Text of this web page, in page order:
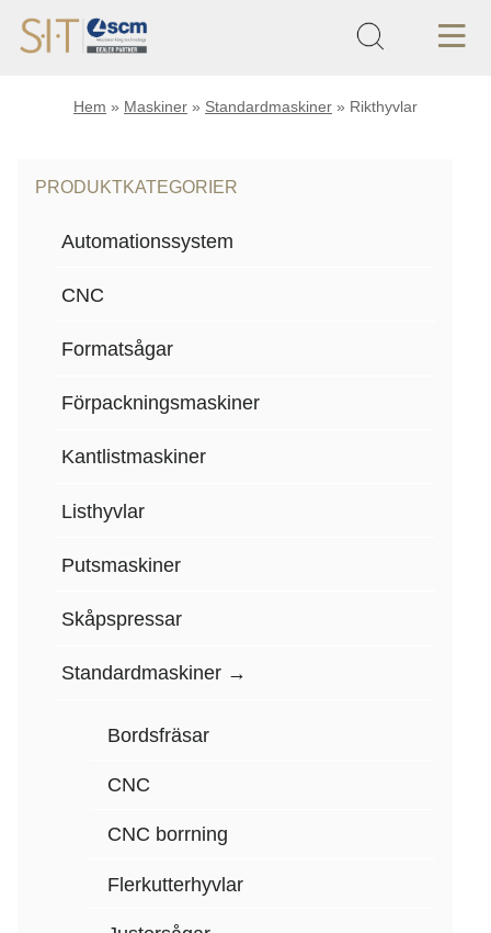
Hem » Maskiner » Standardmaskiner » Rikthyvlar
PRODUKTKATEGORIER
Automationssystem
CNC
Formatsågar
Förpackningsmaskiner
Kantlistmaskiner
Listhyvlar
Putsmaskiner
Skåpspressar
Standardmaskiner
Bordsfräsar
CNC
CNC borrning
Flerkutterhyvlar